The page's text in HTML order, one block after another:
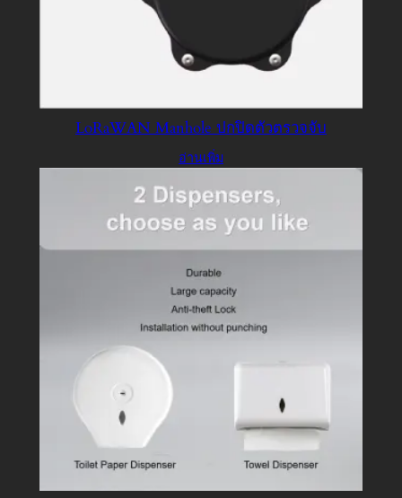
LoRaWAN Manhole ปกปิดตัวตรวจจับ
อ่านเพิ่ม